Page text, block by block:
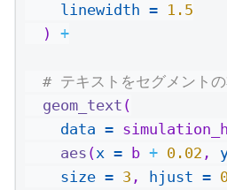
linewidth = 1.5
  )
+
# テキストをセグメント
geom_text (
data =
aes (x = b + 0.02 ,
size = 3 , hjust =